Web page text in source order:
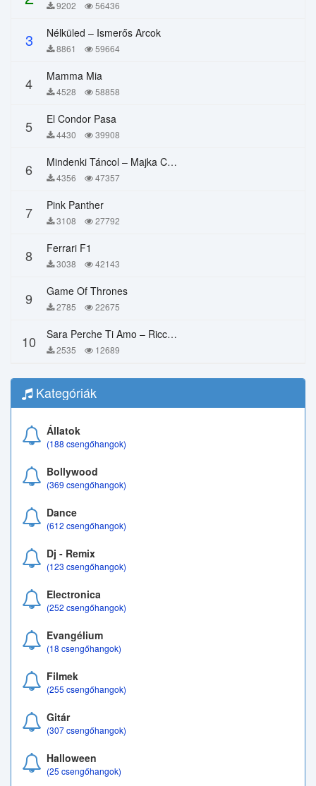
9202 56436
3 Nélküled – Ismerős Arcok
8861 59664
4 Mamma Mia
4528 58858
5 El Condor Pasa
4430 39908
6 Mindenki Táncol – Majka Curtis, Péter Majoros
4356 47357
7 Pink Panther
3108 27792
8 Ferrari F1
3038 42143
9 Game Of Thrones
2785 22675
10 Sara Perche Ti Amo – Ricchi E Poveri
2535 12689
Kategóriák
Állatok
(188 csengőhangok)
Bollywood
(369 csengőhangok)
Dance
(612 csengőhangok)
Dj - Remix
(123 csengőhangok)
Electronica
(252 csengőhangok)
Evangélium
(18 csengőhangok)
Filmek
(255 csengőhangok)
Gitár
(307 csengőhangok)
Halloween
(25 csengőhangok)